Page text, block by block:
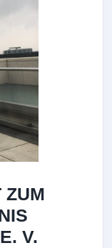
ES D
ENNIS B
UNDES E
. V
.
ZUM
V.